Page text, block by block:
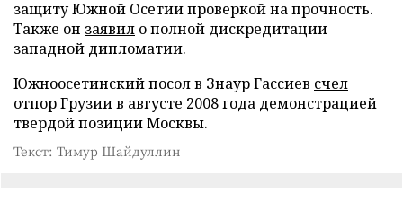
защиту Южной Осетии проверкой на прочность.
Также он заявил о полной дискредитации
западной дипломатии.
Южноосетинский посол в Знаур Гассиев счел
отпор Грузии в августе 2008 года демонстрацией
твердой позиции Москвы.
Текст: Тимур Шайдуллин